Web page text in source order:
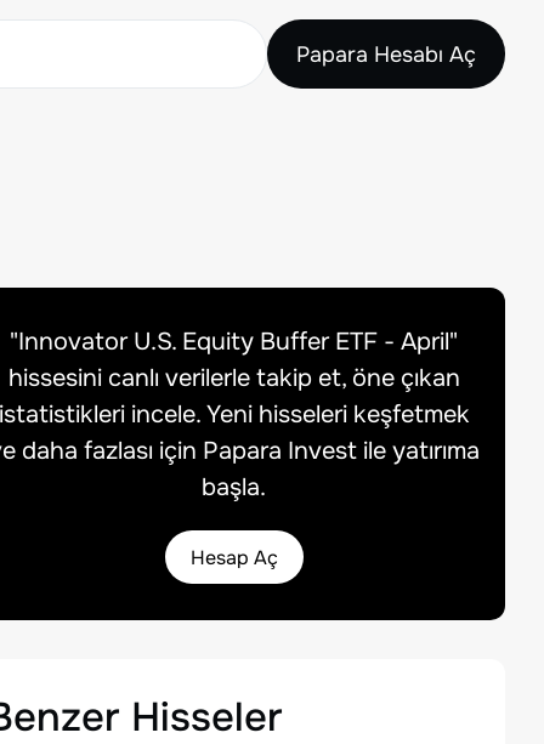
Papara Hesabı Aç
"Innovator U.S. Equity Buffer ETF - April"
hissesini canlı verilerle takip et, öne çıkan
incele. Yeni hisseleri keşfetmek
daha fazlası için Papara Invest ile yatırıma
başla.
Hesap Aç
Hisseler